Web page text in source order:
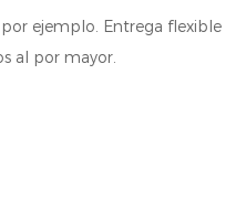
por ejemplo. Entrega flexible
al por mayor.